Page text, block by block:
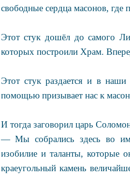
свободные сердца масонов, где
Этот стук дошёл до самого
которых построили Храм.
Этот стук раздается и в
помощью призывает нас к
И тогда заговорил царь
— Мы собрались здесь во имя
изобилие и таланты, которые
краеугольный камень